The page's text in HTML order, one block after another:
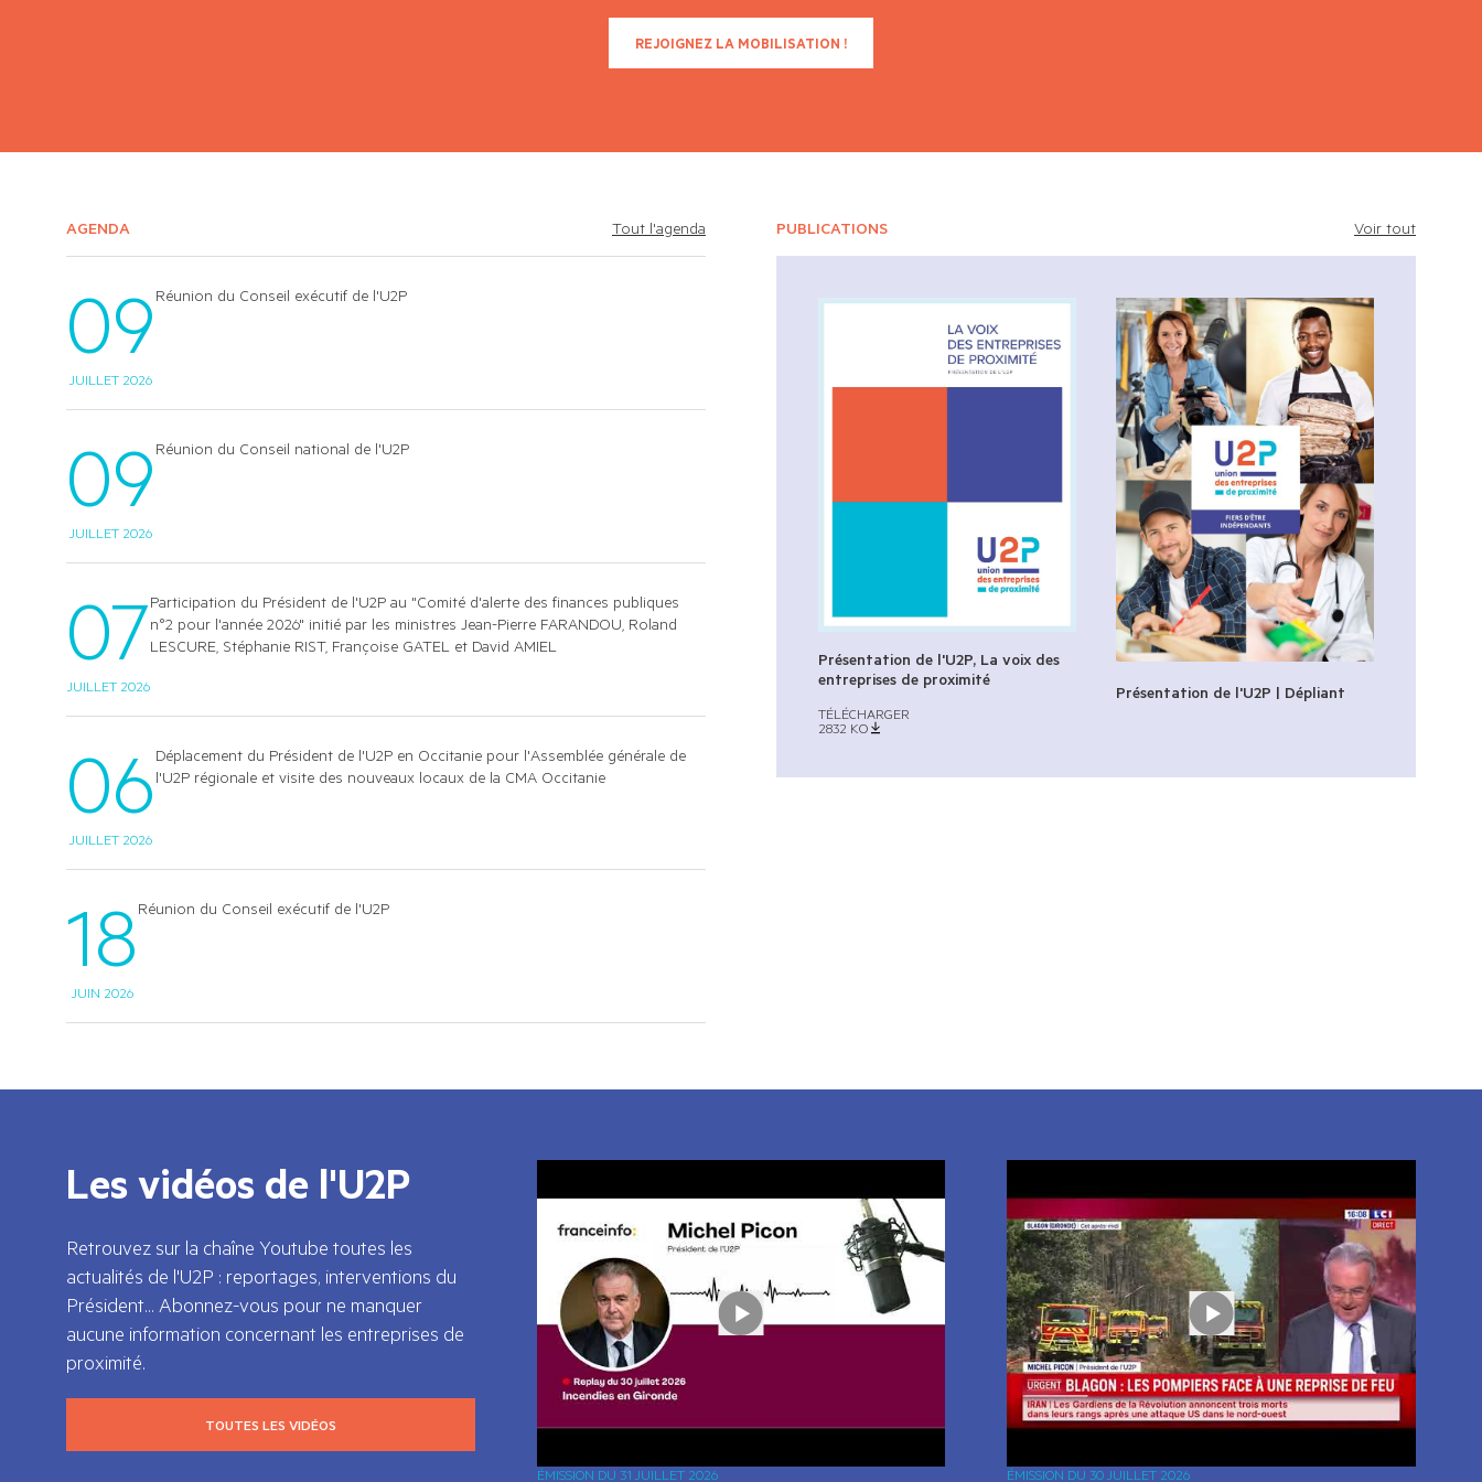
REJOIGNEZ LA MOBILISATION !
AGENDA Tout l'agenda
09
JUILLET 2026
Réunion du Conseil exécutif de l'U2P
09
JUILLET 2026
Réunion du Conseil national de l'U2P
07
JUILLET 2026
Participation du Président de l'U2P au "Comité d'alerte des finances publiques
n°2 pour l'année 2026" initié par les ministres Jean-Pierre FARANDOU, Roland
LESCURE, Stéphanie RIST, Françoise GATEL et David AMIEL
06
JUILLET 2026
Déplacement du Président de l'U2P en Occitanie pour l'Assemblée générale de
l'U2P régionale et visite des nouveaux locaux de la CMA Occitanie
18
JUIN 2026
Réunion du Conseil exécutif de l'U2P
PUBLICATIONS Voir tout
Présentation de l'U2P, La voix des
entreprises de proximité
TÉLÉCHARGER
2832 KO
Présentation de l'U2P | Dépliant
Les vidéos de l'U2P
Retrouvez sur la chaîne Youtube toutes les
actualités de l'U2P : reportages, interventions du
Président... Abonnez-vous pour ne manquer
aucune information concernant les entreprises de
proximité.
TOUTES LES VIDÉOS
ÉMISSION DU 31 JUILLET 2026 ÉMISSION DU 30 JUILLET 2026